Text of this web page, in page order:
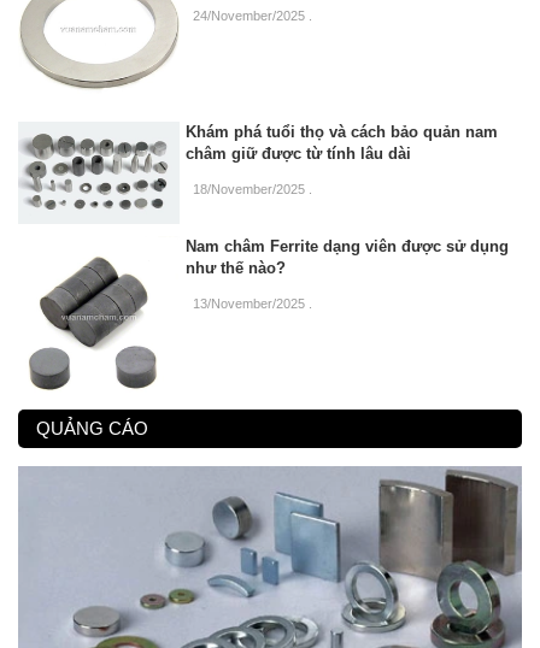
24/November/2025
Khám phá tuổi thọ và cách bảo quản nam
châm giữ được từ tính lâu dài
18/November/2025
Nam châm Ferrite dạng viên được sử dụng
như thế nào?
13/November/2025
QUẢNG CÁO